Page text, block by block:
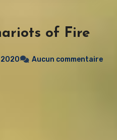
of Fire
Aucun commentaire